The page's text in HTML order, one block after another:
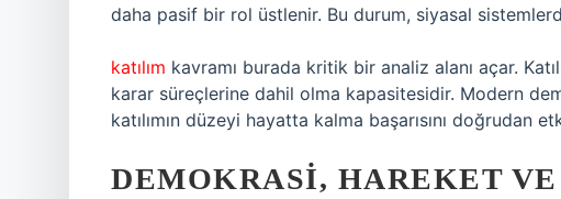
daha pasif bir rol üstlenir. Bu durum, siyasal
katılım kavramı burada kritik bir analiz alanı açar.
karar süreçlerine dahil olma kapasitesidir. Modern
katılımın düzeyi hayatta kalma başarısını doğrudan
DEMOKRASI, HAREKET